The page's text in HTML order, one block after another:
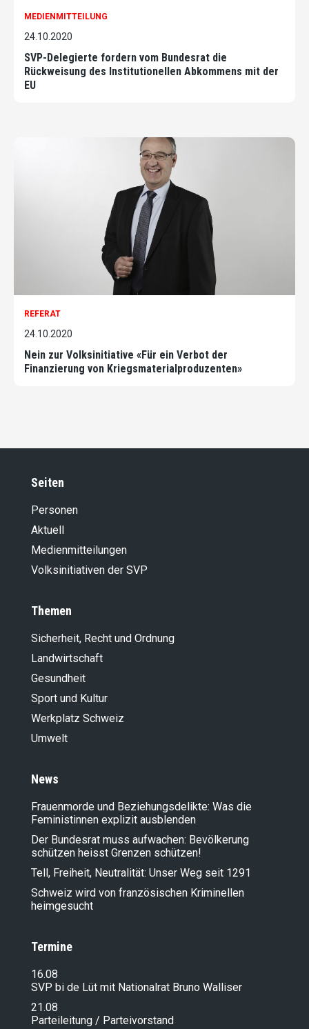
MEDIENMITTEILUNG
24.10.2020
SVP-Delegierte fordern vom Bundesrat die
Rückweisung des Institutionellen Abkommens mit der
EU
REFERAT
24.10.2020
Nein zur Volksinitiative «Für ein Verbot der
Finanzierung von Kriegsmaterialproduzenten»
Seiten
Personen
Aktuell
Medienmitteilungen
Volksinitiativen der SVP
Themen
Sicherheit, Recht und Ordnung
Landwirt­schaft
Gesundheit
Sport und Kultur
Werkplatz Schweiz
Umwelt
News
Frauenmorde und Beziehungsdelikte: Was die
Feministinnen explizit ausblenden
Der Bundesrat muss aufwachen: Bevölkerung
schützen heisst Grenzen schützen!
Tell, Freiheit, Neutralität: Unser Weg seit 1291
Schweiz wird von französischen Kriminellen
heimgesucht
Termine
16.08
SVP bi de Lüt mit Nationalrat Bruno Walliser
21.08
Parteileitung / Parteivorstand